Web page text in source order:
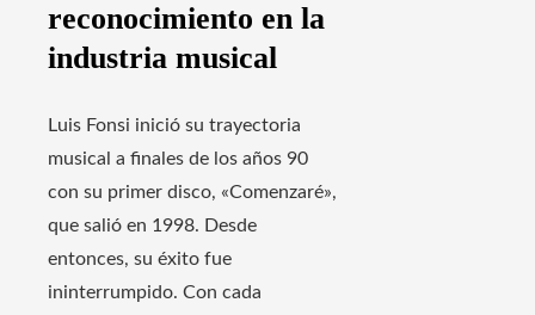
reconocimiento en la
industria musical
Luis Fonsi inició su trayectoria
musical a finales de los años 90
con su primer disco, «Comenzaré»,
que salió en 1998. Desde
entonces, su éxito fue
ininterrumpido. Con cada